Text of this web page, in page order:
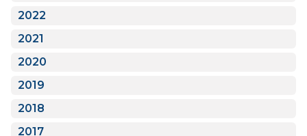
2022
2021
2020
2019
2018
2017